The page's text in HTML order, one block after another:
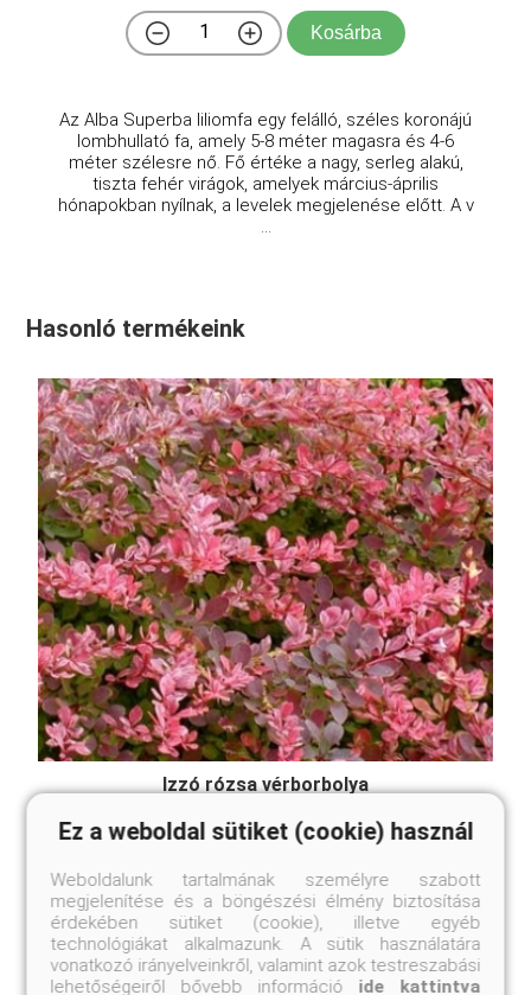
Kosárba
Az Alba Superba liliomfa egy felálló, széles koronájú
lombhullató fa, amely 5-8 méter magasra és 4-6
méter szélesre nő. Fő értéke a nagy, serleg alakú,
tiszta fehér virágok, amelyek március-április
hónapokban nyílnak, a levelek megjelenése előtt. A v
...
Hasonló termékeink
Izzó rózsa vérborbolya
3 450 Ft
2 950 Ft
Kosárba
Ez a weboldal sütiket (cookie) használ
Weboldalunk tartalmának személyre szabott
megjelenítése és a böngészési élmény biztosítása
érdekében sütiket (cookie), illetve egyéb
technológiákat alkalmazunk. A sütik használatára
vonatkozó irányelveinkről, valamint azok testreszabási
lehetőségeiről bővebb információ ide kattintva